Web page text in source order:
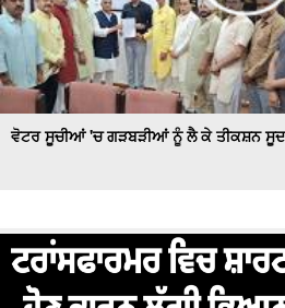
ਵੋਟਰ ਸੂਚੀਆਂ 'ਚ ਗੜਬੜੀਆਂ ਨੂੰ ਲੈ ਕੇ ਤੀਕਸ਼ਨ ਸੂਦ